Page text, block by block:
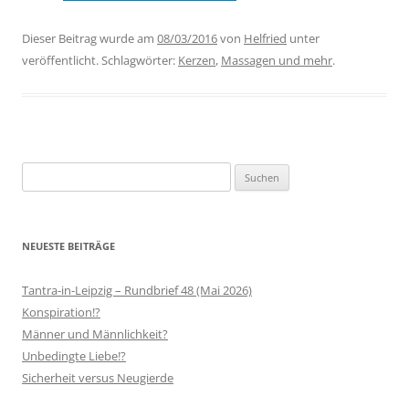
Dieser Beitrag wurde am 08/03/2016von Helfried unter
veröffentlicht. Schlagwörter: Kerzen, Massagen und mehr.
nach:
NEUESTE BEITRÄGE
Tantra-in-Leipzig – Rundbrief 48 (Mai 2026)
Konspiration!?
Männer und Männlichkeit?
Unbedingte Liebe!?
Sicherheit versus Neugierde